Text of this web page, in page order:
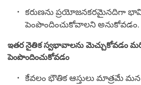
కరుణను ప్రయోజనకరమైనదిగా
పెంపొందించుకోవాలని అనుకోవడం.
ఇతర నైతిక స్వభావాలను మెచ్చుకోవడం
పెంపొందించుకోవడం
కేవలం భౌతిక ఆస్తులు మాత్రమే